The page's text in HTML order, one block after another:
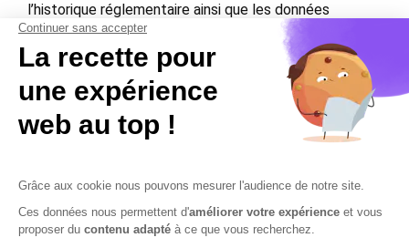
l’historique réglementaire ainsi que les données
statistiques de reconnaissance. Ce document
constitue une base essentielle pour les employeurs,
les juristes et les professionnels de santé au travail
confrontés au risque saturnin.
Download the PDF file .
Contactez-nous Mentions légales
Plan du site
Sécurisation des données